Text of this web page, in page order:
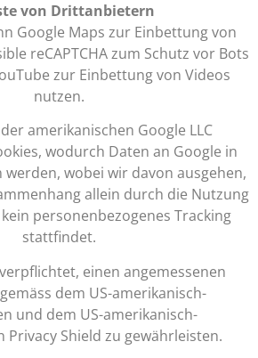
von Drittanbietern
Google Maps zur Einbettung von
reCAPTCHA zum Schutz vor Bots
zur Einbettung von Videos
nutzen.
amerikanischen Google LLC
wodurch Daten an Google in
werden, wobei wir davon ausgehen,
allein durch die Nutzung
personenbezogenes Tracking
stattfindet.
einen angemessenen
dem US-amerikanisch-
und dem US-amerikanisch-
Privacy Shield zu gewährleisten.